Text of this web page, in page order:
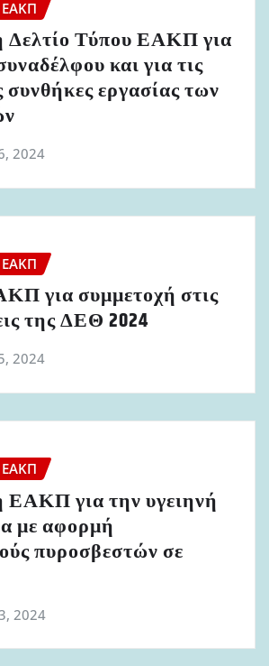
ΕΑΚΠ
Δελτίο Τύπου ΕΑΚΠ για
και για τις
εργασίας των
2024
ΕΑΚΠ
για συμμετοχή στις
της ΔΕΘ 2024
2024
ΕΑΚΠ
ΕΑΚΠ για την υγειηνή
με αφορμή
πυροσβεστών σε
2024